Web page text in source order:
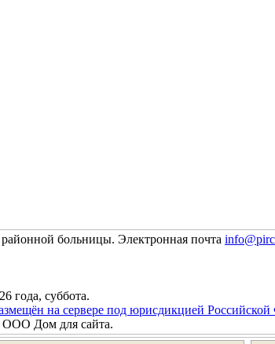
больницы. Электронная почта
года, суббота.
на сервере под юрисдикцией
ООО Дом для сайта.